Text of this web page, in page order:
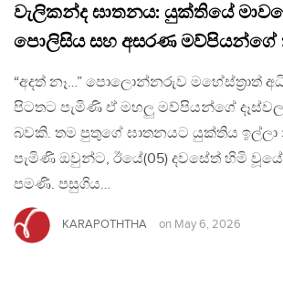
වැලිකන්ද ඝාතනය: යුක්තියේ
පොලිසිය සහ අසරණ මව්පියන්ගේ
“අදත් නෑ…” පොලොන්නරුව මහේස්ත්‍රාත්
පිටතට පැමිණි ඒ මහලු මව්පියන්ගේ
බවකි. තම පුතුගේ ඝාතනයට යුක්තිය
පැමිණි ඔවුන්ට, ඊයේ(05) දවසේත් හිමි
පමණි. පසුගිය…
KARAPOTHTHA on May 6, 2026